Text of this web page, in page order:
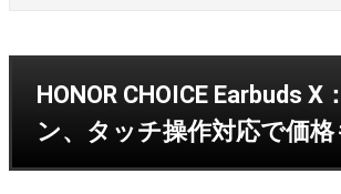
HONOR CHOICE Earbuds X
ン、タッチ操作対応で価格